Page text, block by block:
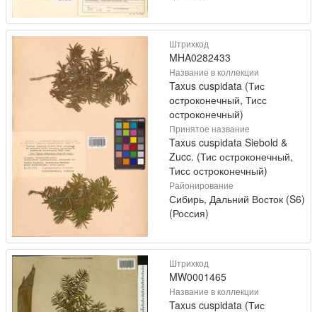
Штрихкод
MHA0282433
Название в коллекции
Taxus cuspidata (Тис
остроконечный, Тисс
остроконечный)
Принятое название
Taxus cuspidata Siebold &
Zucc. (Тис остроконечный,
Тисс остроконечный)
Районирование
Сибирь, Дальний Восток (S6)
(Россия)
Штрихкод
MW0001465
Название в коллекции
Taxus cuspidata (Тис